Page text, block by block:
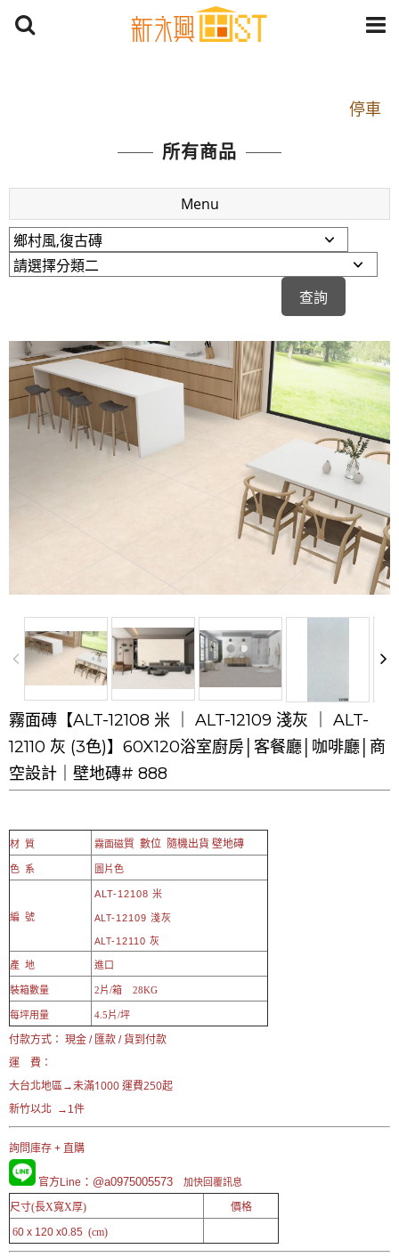
停車
捷運： 中和線【頂溪站 2 號出口】往中山路1段139
原Line已滿 無法加Line好友 請親愛的客戶加入
LINE官方帳號@a0975005573
開車：中山路1段 到永平路路口(樂華夜市口)門口可
停車
捷運： 中和線【頂溪站 2 號出口】往中山路1段139
號約10分鐘
原Line已滿 無法加Line好友 請親愛的客戶加入
LINE官方帳號@a0975005573
所有商品
Menu
霧面磚【ALT-12108 米 ｜ ALT-12109 淺灰 ｜ ALT-
12110 灰 (3色)】60X120浴室廚房│客餐廳│咖啡廳│商
空設計｜壁地磚# 888
材 質 霧面磁質 數位 隨機出貨 壁地磚
色 系 圖片色
編 號
ALT-12108 米
ALT-12109 淺灰
ALT-12110 灰
產 地 進口
裝箱數量 2片/箱 28KG
每坪用量 4.5片/坪
付款方式： 現金 / 匯款 / 貨到付款
運 費：
大台北地區→未滿1000 運費250起
新竹以北 →1件
詢問庫存 + 直購
官方Line ：@a0975005573 加快回覆訊息
尺寸(長X寬X厚)
價格
60 x 120 x0.85 (cm)